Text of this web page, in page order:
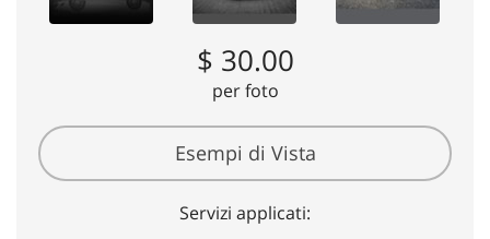
$ 30.00
per foto
Esempi di Vista
Servizi applicati: